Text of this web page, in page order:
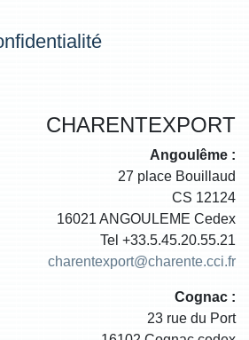
CHARENTEXPORT
Angoulême :
27 place Bouillaud
CS 12124
16021 ANGOULEME Cedex
Tel +33.5.45.20.55.21
charentexport@charente.cci.fr
Cognac :
23 rue du Port